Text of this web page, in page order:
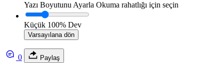
Yazı Boyutunu Ayarla Okuma rahatlığı için seçin
Küçük 100% Dev
Varsayılana dön
0 Paylaş